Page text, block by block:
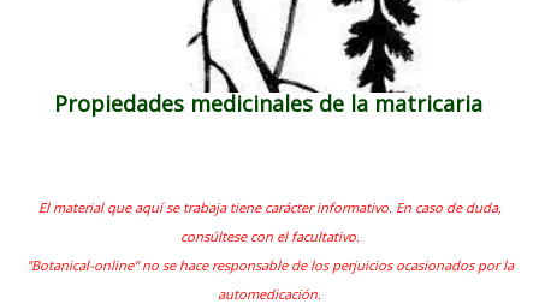
Propiedades medicinales de la matricaria
El material que aquí se trabaja tiene carácter informativo. En caso de duda,
consúltese con el facultativo.
"Botanical-online" no se hace responsable de los perjuicios ocasionados por la
automedicación.